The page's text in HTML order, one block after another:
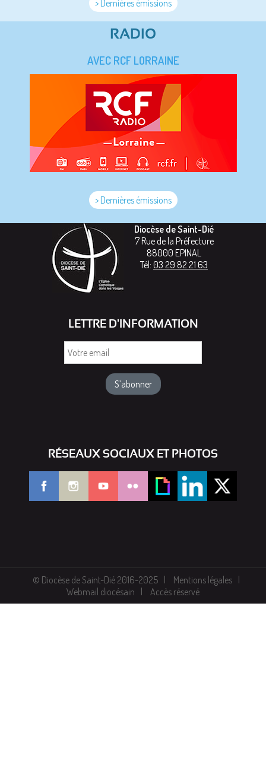
> Dernières émissions
RADIO
AVEC RCF LORRAINE
> Dernières émissions
Diocèse de Saint-Dié
7 Rue de la Préfecture
88000 EPINAL
Tél: 03 29 82 21 63
LETTRE D'INFORMATION
RÉSEAUX SOCIAUX ET PHOTOS
© Diocèse de Saint-Dié 2016-2025
Mentions légales
Webmail diocésain
Accès réservé